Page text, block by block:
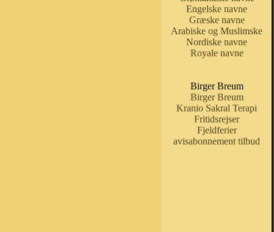
Engelske navne
Græske navne
Arabiske og Muslimske
Nordiske navne
Royale navne
Birger Breum
Birger Breum
Kranio Sakral Terapi
Fritidsrejser
Fjeldferier
avisabonnement tilbud